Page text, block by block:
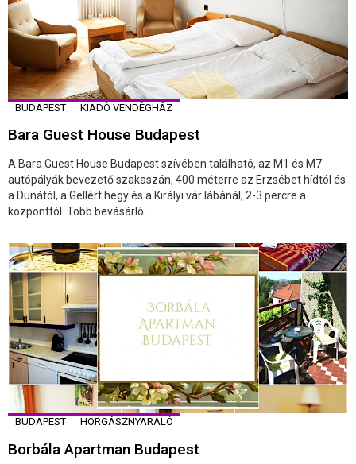
BUDAPEST KIADÓ VENDÉGHÁZ
Bara Guest House Budapest
A Bara Guest House Budapest szívében található, az M1 és M7
autópályák bevezető szakaszán, 400 méterre az Erzsébet hídtól és
a Dunától, a Gellért hegy és a Királyi vár lábánál, 2-3 percre a
központtól. Több bevásárló ...
BUDAPEST HORGÁSZNYARALÓ
Borbála Apartman Budapest